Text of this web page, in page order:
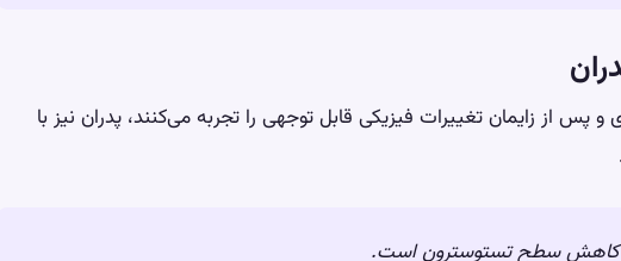
و پس از زایمان تغییرات فیزیکی قابل توجهی را تجربه می‌کنند، پدران نیز با
کاهش سطح تستوسترون است.